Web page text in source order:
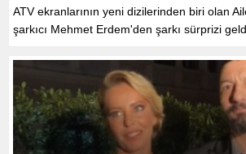
ATV ekranlarının yeni dizilerinden biri olan
şarkıcı Mehmet Erdem'den şarkı sürprizi